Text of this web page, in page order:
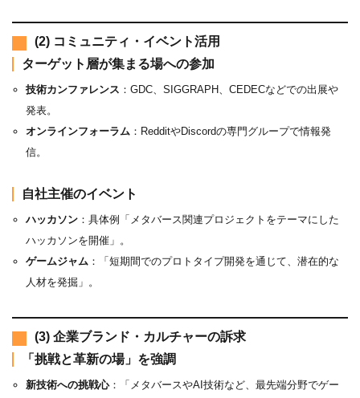
(2) コミュニティ・イベント活用
ターゲット層が集まる場への参加
技術カンファレンス ：GDC、SIGGRAPH、CEDECなどでの出展や
発表。
オンラインフォーラム ：RedditやDiscordの専門グループで情報発
信。
自社主催のイベント
ハッカソン：具体例「メタバース関連プロジェクトをテーマにした
ハッカソンを開催」。
ゲームジャム ：「短期間でのプロトタイプ開発を通じて、潜在的な
人材を発掘」。
(3) 企業ブランド・カルチャーの訴求
「挑戦と革新の場」を強調
新技術への挑戦心：「メタバースやAI技術など、最先端分野でゲー